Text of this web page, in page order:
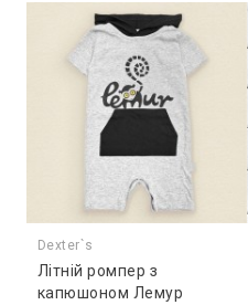
517.00₴
Dexter`s
Літній ромпер з
капюшоном Лемур